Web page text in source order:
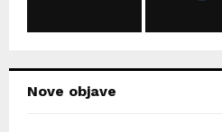
Nove objave